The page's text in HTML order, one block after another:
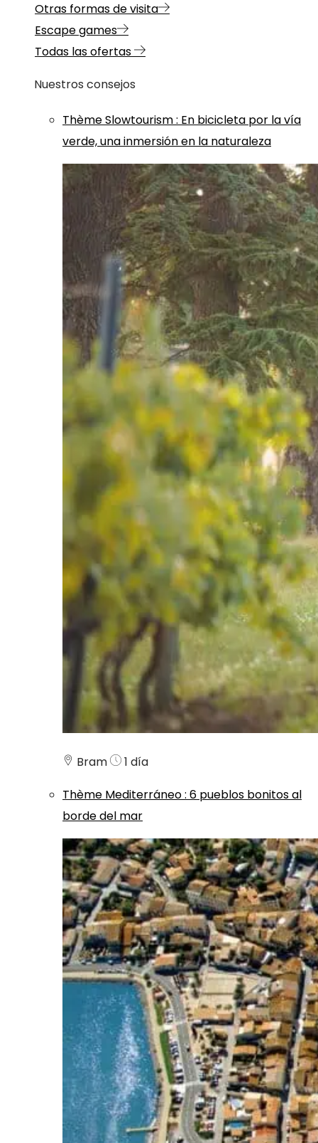
Otras formas de visita
Escape games
Todas las ofertas
Nuestros consejos
ThèmeSlowtourism: En bicicleta por la vía
verde, una inmersión en la naturaleza
Bram
1 día
Thème Mediterráneo: 6 pueblos bonitos al
borde del mar